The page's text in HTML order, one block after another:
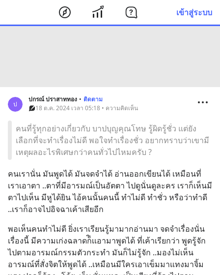
เข้าสู่ระบบ
ป
ปกรณ์ ปราสาททอง • ติดตาม
18 ต.ค. 2024 เวลา 05:18 • ความคิดเห็น
คนที่รู้ทุกอย่างเกี่ยวกับ บาปบุญคุณโทษ รู้ผิดรู้ชั่ว แต่ยัง
เลือกที่จะทำเรื่องไม่ดี พอใจทำเรื่องชั่ว อยากทราบว่าเขามี
เหตุผลอะไรพิเศษกว่าคนทั่วไปไหมครับ ?
คนเรานั่น มันพูดได้ มันจดจำได้ อ่านออกเขียนได้ เหมือนที่
เราเอาตา ..ตาที่มีอารมณ์เป็นอัตตา ไปดูนั่นดูละคร เราก็เห็นมี
ตาไปเห็น มีหูได้ยิน ไอ้คนนั้นคนนี้ ทำไม่ดี ทำชั่ว หรือว่าทำดี
..เราก็อาจไปอิจฉาเค้าเสียอีก
พอเห็นคนทำไม่ดี ยิ่งเราเรียนรู้มามากอ่านมา จดจำเรื่องนั่น
เรื่องนี้ มีความเก่งฉลาดก็ิเเอามาพูดได้ ที่เค้าเรียกว่า พูดรู้จัก
ไปตามอารมณ์กรรมตัวกระทำ มันก็ไม่รู้จัก ..มองไม่เห็น
อารมณ์ที่สั่งจิตให้พูดได้ ..เหมือนมีใครเอาเข็มมาแทงมาจิ้ม